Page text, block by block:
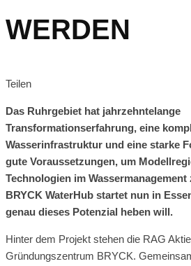
WERDEN
Teilen
Das Ruhrgebiet hat jahrzehntelange
Transformationserfahrung, eine
Wasserinfrastruktur und eine starke
gute Voraussetzungen, um
Technologien im
BRYCK WaterHub startet nun in
genau dieses Potenzial heben will.
Hinter dem Projekt stehen die RAG
Gründungszentrum BRYCK.